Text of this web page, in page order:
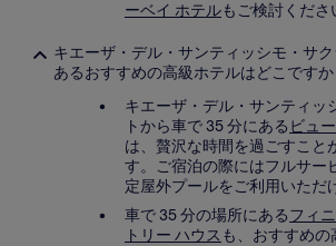
ーベイ ホテルもご検討くださ
キエーザ・デル・サンティッシモ・サ
あるおすすめの高級ホテルはどこですか
キエーザ・デル・サンティッ
トから車で 35 分にある ビュ
は、贅沢な時間を過ごすこと
す。ご宿泊の際にはフルサー
定屋外プールをご利用いただ
車で 35 分の場所にあるフィ
トリー ハウス も、おすすめの